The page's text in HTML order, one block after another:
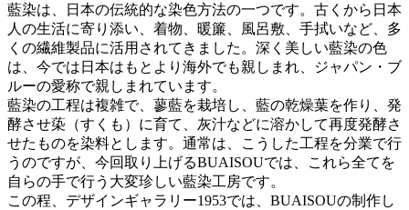
藍染は、日本の伝統的な染色方法の一つです。古くから日本
人の生活に寄り添い、着物、暖簾、風呂敷、手拭いなど、多
くの繊維製品に活用されてきました。深く美しい藍染の色
は、今では日本はもとより海外でも親しまれ、ジャパン・ブ
ルーの愛称で親しまれています。
藍染の工程は複雑で、蓼藍を栽培し、藍の乾燥葉を作り、発
酵させ蒅（すくも）に育て、灰汁などに溶かして再度発酵さ
せたものを染料とします。通常は、こうした工程を分業で行
うのですが、今回取り上げるBUAISOUでは、これら全てを
自らの手で行う大変珍しい藍染工房です。
この程、デザインギャラリー1953では、BUAISOUの制作し